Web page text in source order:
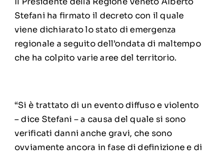
Stefani ha firmato il decreto con il quale
viene dichiarato lo stato di emergenza
regionale a seguito dell’ondata di maltempo
che ha colpito varie aree del territorio.
“Si è trattato di un evento diffuso e violento
– dice Stefani – a causa del quale si sono
verificati danni anche gravi, che sono
ovviamente ancora in fase di definizione e di